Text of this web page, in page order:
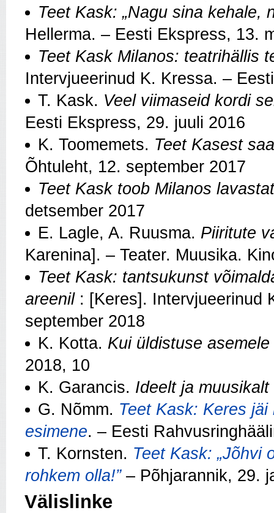
Teet Kask: „Nagu sina kehale,
Hellerma. – Eesti Ekspress, 13.
Teet Kask Milanos: teatrihällis
Intervjueerinud K. Kressa. –
T. Kask. Veel viimaseid kordi
Eesti Ekspress, 29. juuli 2016
K. Toomemets. Teet Kasest
Õhtuleht, 12. september 2017
Teet Kask toob Milanos
detsember 2017
E. Lagle, A. Ruusma. Piiritute
Karenina]. – Teater. Muusika.
Teet Kask: tantsukunst
areenil: [Keres]. Intervjueerinud
september 2018
K. Kotta. Kui üldistuse
2018, 10
K. Garancis. Ideelt ja muusikalt
G. Nõmm. Teet Kask: Keres
esimene. – Eesti
T. Kornsten. Teet Kask: „Jõhvi
rohkem olla!”– Põhjarannik, 29.
Välislinke